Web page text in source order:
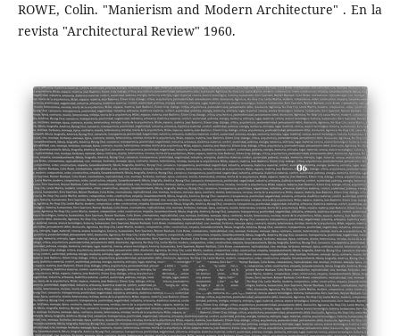
ROWE, Colin. "Manierism and Modern Architecture" . En la
revista "Architectural Review" 1960.